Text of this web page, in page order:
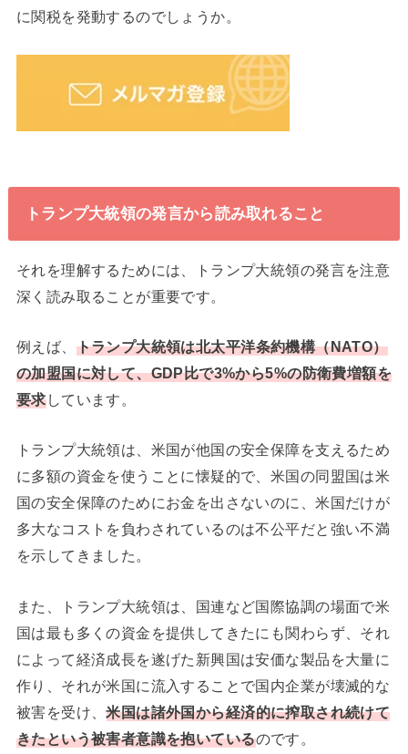
に関税を発動するのでしょうか。
トランプ大統領の発言から読み取れること
それを理解するためには、トランプ大統領の発言を注意
深く読み取ることが重要です。
例えば、 トランプ大統領は北太平洋条約機構（NATO）
の加盟国に対して、GDP比で3%から5%の防衛費増額を
要求しています。
トランプ大統領は、米国が他国の安全保障を支えるため
に多額の資金を使うことに懐疑的で、米国の同盟国は米
国の安全保障のためにお金を出さないのに、米国だけが
多大なコストを負わされているのは不公平だと強い不満
を示してきました。
また、トランプ大統領は、国連など国際協調の場面で米
国は最も多くの資金を提供してきたにも関わらず、それ
によって経済成長を遂げた新興国は安価な製品を大量に
作り、それが米国に流入することで国内企業が壊滅的な
被害を受け、米国は諸外国から経済的に搾取され続けて
きたという被害者意識を抱いているのです。